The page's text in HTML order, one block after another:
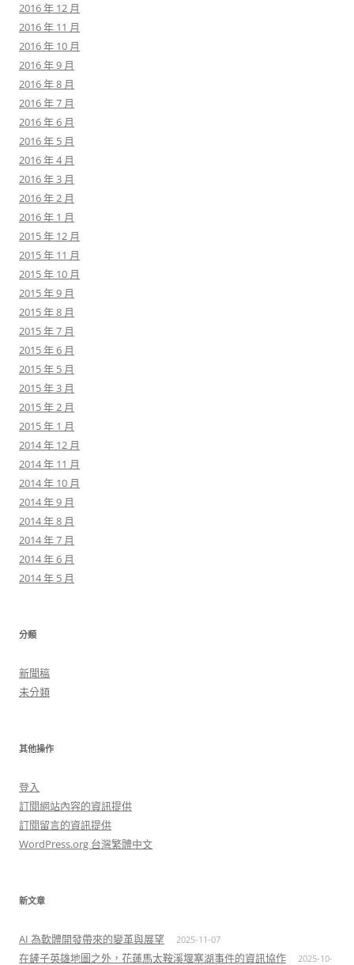
2016 年 12 月
2016 年 11 月
2016 年 10 月
2016 年 9 月
2016 年 8 月
2016 年 7 月
2016 年 6 月
2016 年 5 月
2016 年 4 月
2016 年 3 月
2016 年 2 月
2016 年 1 月
2015 年 12 月
2015 年 11 月
2015 年 10 月
2015 年 9 月
2015 年 8 月
2015 年 7 月
2015 年 6 月
2015 年 5 月
2015 年 3 月
2015 年 2 月
2015 年 1 月
2014 年 12 月
2014 年 11 月
2014 年 10 月
2014 年 9 月
2014 年 8 月
2014 年 7 月
2014 年 6 月
2014 年 5 月
分類
新聞稿
未分類
其他操作
登入
訂閱網站內容的資訊提供
訂閱留言的資訊提供
WordPress.org 台灣繁體中文
新文章
AI 為軟體開發帶來的變革與展望 2025-11-07
在鏟子英雄地圖之外，花蓮馬太鞍溪堰塞湖事件的資訊協作 2025-10-